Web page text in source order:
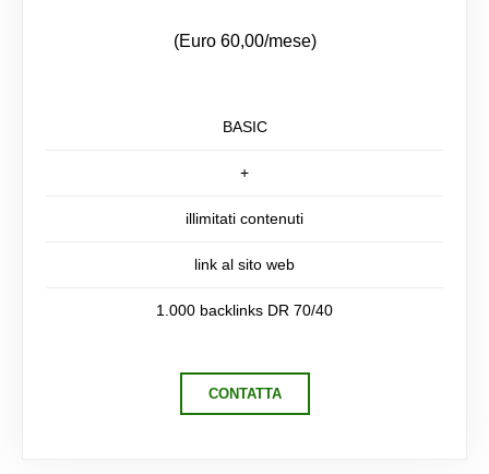
(Euro 60,00/mese)
BASIC
+
illimitati contenuti
link al sito web
1.000 backlinks DR 70/40
CONTATTA